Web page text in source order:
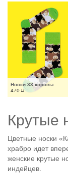
Носки 33 коровы
470 Р
Крутые
Цветные носки
храбро идет
женские крутые
индейцев.